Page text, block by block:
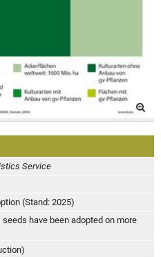
Service
(Stand: 2025)
have been adopted on more